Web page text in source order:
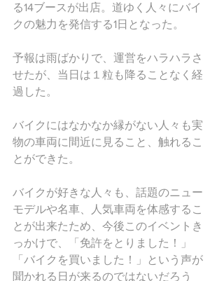
る14ブースが出店。道ゆく人々にバイ
クの魅力を発信する1日となった。
予報は雨ばかりで、運営をハラハラさ
せたが、当日は１粒も降ることなく経
過した。
バイクにはなかなか縁がない人々も実
物の車両に間近に見ること、触れるこ
とができた。
バイクが好きな人々も、話題のニュー
モデルや名車、人気車両を体感するこ
とが出来たため、今後このイベントき
っかけで、「免許をとりました！」
「バイクを買いました！」という声が
聞かれる日が来るのではないだろう